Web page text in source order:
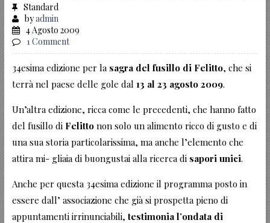
Standard
byadmin
4 Agosto 2009
1 Comment
34esima edizione per la sagra del fusillo di Felitto, che si
terrà nel paese delle gole dal 13 al 23 agosto 2009.
Un’altra edizione, ricca come le precedenti, che hanno fatto
del fusillo di Felittonon solo un alimento ricco di gusto e di
una sua storia particolarissima, ma anche l’elemento che
attira mi- gliaia di buongustai alla ricerca di sapori unici.
Anche per questa 34esima edizione il programma posto in
essere dall’ associazione che già si prospetta pieno di
appuntamenti irrinunciabili, testimonia l’ondata di